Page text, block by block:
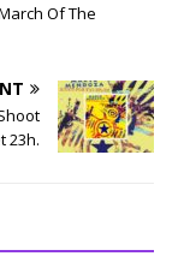
Of The
23h.